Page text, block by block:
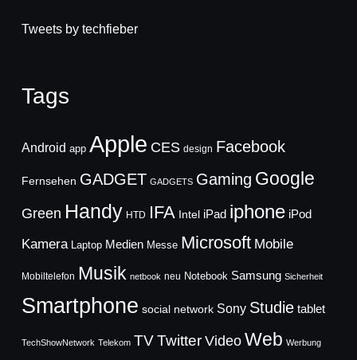
Tweets by techfieber
Tags
Android app Apple CES design Facebook
Fernsehen GADGET GADGETS Gaming Google
Green Handy HTD IFA Intel iPad iphone iPod
Kamera Laptop Medien Messe Microsoft Mobile
Mobiltelefon Musik netbook neu Notebook Samsung Sicherheit
Smartphone social network Sony Studie tablet
TechShowNetwork Telekom TVTwitter Video Web Werbung